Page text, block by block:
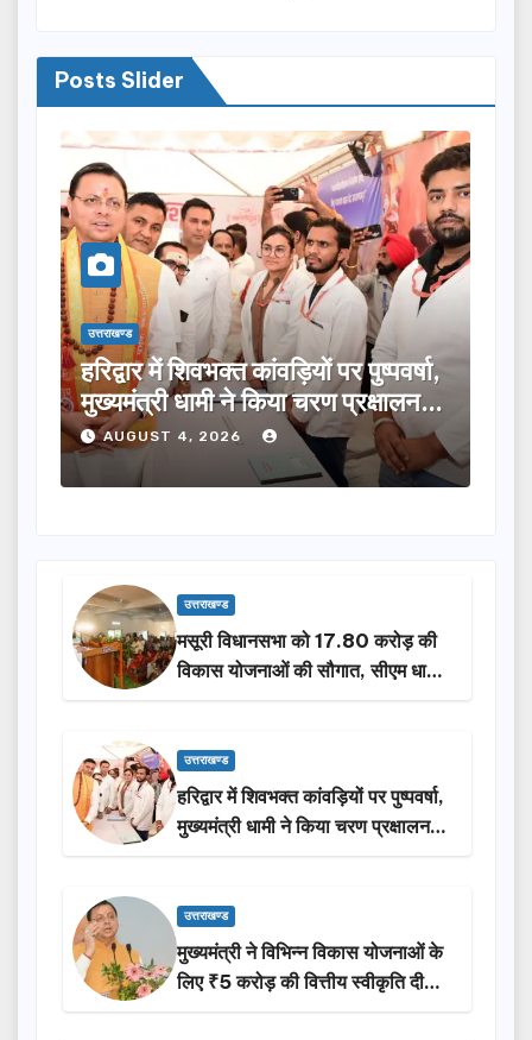
Posts Slider
उत्तराखण्ड
मुख्यमंत्री ने विभिन्न विकास योजनाओं के
लिए ₹5 करोड़ की वित्तीय स्वीकृति दी…
AUGUST 4, 2026
उत्तराखण्ड
मसूरी विधानसभा को 17.80 करोड़ की
विकास योजनाओं की सौगात, सीएम धामी
ने किया लोकार्पण-शिलान्यास.
उत्तराखण्ड
हरिद्वार में शिवभक्त कांवड़ियों पर पुष्पवर्षा,
मुख्यमंत्री धामी ने किया चरण प्रक्षालन…
उत्तराखण्ड
मुख्यमंत्री ने विभिन्न विकास योजनाओं के
लिए ₹5 करोड़ की वित्तीय स्वीकृति दी…